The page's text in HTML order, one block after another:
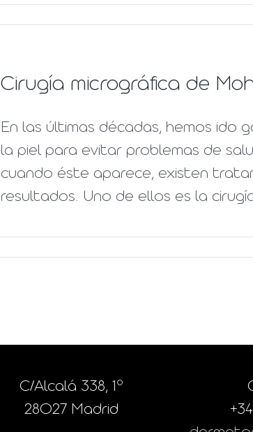
Cirugía micrográfica de
En las últimas décadas, hemos ido
la piel para evitar problemas de
cuando éste aparece, existen
resultados. Uno de ellos es la
C/Alcalá 338, 1º
28027 Madrid